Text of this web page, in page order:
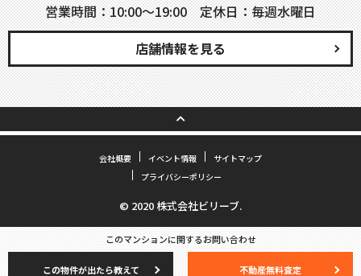
営業時間：10:00〜19:00 定休日：毎週水曜日
店舗情報を見る
会社概要 イベント情報
サイトマップ
プライバシーポリシー
© 2020 株式会社ビリーブ.
このマンションに関するお問い合わせ
この物件が出たら教えて 不動産無料査定